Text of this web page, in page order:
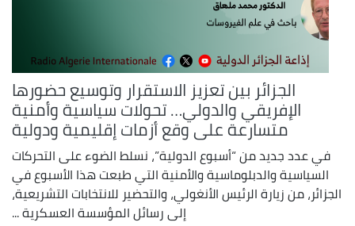
الجزائر بين تعزيز الاستقرار وتوسيع حضورها
الإفريقي والدولي… تحولات سياسية وأمنية
متسارعة على وقع أزمات إقليمية ودولية
في عدد جديد من “أسبوع الدولية”، نسلط الضوء على التحركات
السياسية والدبلوماسية والأمنية التي طبعت هذا الأسبوع في
الجزائر، من زيارة الرئيس الأنغولي، والتحضير للانتخابات التشريعية،
إلى رسائل المؤسسة العسكرية ...